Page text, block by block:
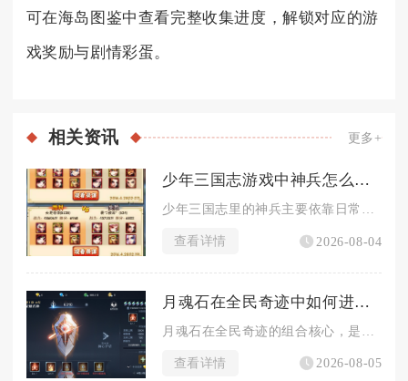
可在海岛图鉴中查看完整收集进度，解锁对应的游
戏奖励与剧情彩蛋。
相关资讯 更多+
少年三国志游戏中神兵怎么获取
少年三国志里的神兵主要依靠日常副本积累碎片、各类商店兑换以及...
查看详情 2026-08-04
月魂石在全民奇迹中如何进行组合
查看详情 2026-08-05